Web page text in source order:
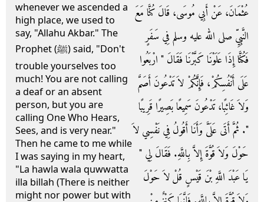
whenever we ascended a
high place, we used to
say, "Allahu Akbar." The
Prophet (ﷺ) said, "Don't
trouble yourselves too
much! You are not calling
a deaf or an absent
person, but you are
calling One Who Hears,
Sees, and is very near."
Then he came to me while
I was saying in my heart,
"La hawla wala quwwatta
illa billah (There is neither
might nor power but with
عُثْمَانَ، عَنْ أَبِي مُوسَى، قَالَ كُنَّا مَعَ
النَّبِيِّ صلى الله عليه وسلم فِي سَفَرٍ
فَكُنَّا إِذَا عَلَوْنَا كَبَّرْنَا فَقَالَ ‏"‏ ارْبَعُوا
عَلَى أَنْفُسِكُمْ، فَإِنَّكُمْ لاَ تَدْعُونَ أَصَمَّ
وَلاَ غَائِبًا، تَدْعُونَ سَمِيعًا بَصِيرًا قَرِيبًا
‏"‏‏.‏ ثُمَّ أَتَى عَلَىَّ وَأَنَا أَقُولُ فِي نَفْسِي لاَ
حَوْلَ وَلاَ قُوَّةَ إِلاَّ بِاللَّهِ‏.‏ فَقَالَ لِي ‏"‏
يَا عَبْدَ اللَّهِ بْنَ قَيْسٍ قُلْ لاَ حَوْلَ